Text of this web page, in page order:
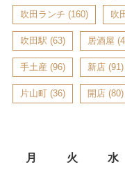
吹田ランチ (160) 吹
吹田駅 (63) 居酒屋
手土産 (96) 新店 (91)
片山町 (36) 開店 (80)
月
火 水